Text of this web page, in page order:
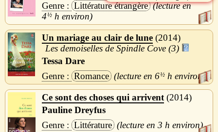
Littérature étrangère
4½ h
Un mariage au clair de lune 2014
Les demoiselles de Spindle Cove (3)
Tessa Dare
Romance
6½ h
Ce sont des choses qui arrivent 2014
Pauline Dreyfus
Littérature
3 h